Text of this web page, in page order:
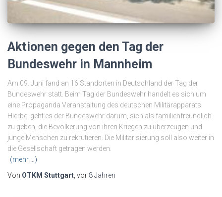
Aktionen gegen den Tag der
Bundeswehr in Mannheim
Am 09. Juni fand an 16 Standorten in Deutschland der Tag der
Bundeswehr statt. Beim Tag der Bundeswehr handelt es sich um
eine Propaganda Veranstaltung des deutschen Militärapparats.
Hierbei geht es der Bundeswehr darum, sich als familienfreundlich
zu geben, die Bevölkerung von ihren Kriegen zu überzeugen und
junge Menschen zu rekrutieren. Die Militarisierung soll also weiter in
die Gesellschaft getragen werden.
(mehr …)
Von OTKM Stuttgart, vor 8 Jahren